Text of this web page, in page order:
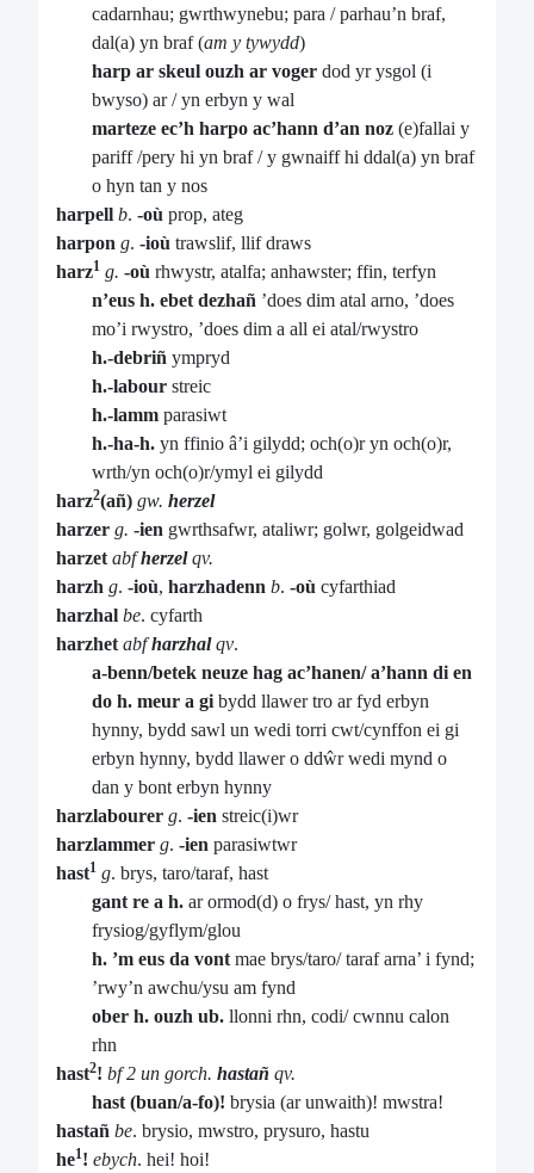
cadarnhau; gwrthwynebu; para / parhau’n braf,
dal(a) yn braf (am y tywydd)
harp ar skeul ouzh ar voger dod yr ysgol (i
bwyso) ar / yn erbyn y wal
marteze ec’h harpo ac’hann d’an noz (e)fallai y
pariff /pery hi yn braf / y gwnaiff hi ddal(a) yn braf
o hyn tan y nos
harpell b. -où prop, ateg
harpon g. -ioù trawslif, llif draws
harz1 g. -où rhwystr, atalfa; anhawster; ffin, terfyn
n’eus h. ebet dezhañ ’does dim atal arno, ’does
mo’i rwystro, ’does dim a all ei atal/rwystro
h.-debriñ ympryd
h.-labour streic
h.-lamm parasiwt
h.-ha-h. yn ffinio â’i gilydd; och(o)r yn och(o)r,
wrth/yn och(o)r/ymyl ei gilydd
harz2(añ) gw. herzel
harzer g. -ien gwrthsafwr, ataliwr; golwr, golgeidwad
harzet abfherzelqv.
harzh g. -ioù, harzhadenn b. -où cyfarthiad
harzhal be. cyfarth
harzhet abfharzhalqv.
a-benn/betek neuze hag ac’hanen/ a’hann di en
do h. meur a gi bydd llawer tro ar fyd erbyn
hynny, bydd sawl un wedi torri cwt/cynffon ei gi
erbyn hynny, bydd llawer o ddŵr wedi mynd o
dan y bont erbyn hynny
harzlabourer g. -ien streic(i)wr
harzlammer g. -ien parasiwtwr
hast1 g. brys, taro/taraf, hast
gant re a h. ar ormod(d) o frys/ hast, yn rhy
frysiog/gyflym/glou
h. ’m eus da vont mae brys/taro/ taraf arna’ i fynd;
’rwy’n awchu/ysu am fynd
ober h. ouzh ub. llonni rhn, codi/ cwnnu calon
rhn
hast2! bf 2 un gorch. hastañ qv.
hast (buan/a-fo)! brysia (ar unwaith)! mwstra!
hastañ be. brysio, mwstro, prysuro, hastu
he1! ebych. hei! hoi!